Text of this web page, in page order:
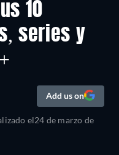
10
series y
Add us on
el24 de marzo de